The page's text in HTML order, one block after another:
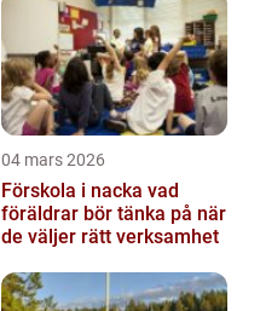
04 mars 2026
Förskola i nacka vad
föräldrar bör tänka på när
de väljer rätt verksamhet